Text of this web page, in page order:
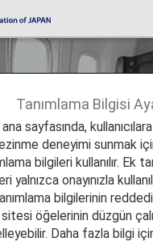
Yolcuları İçin
Tanımlama Bilgisi
sayfasında,
deneyimi sunmak
bilgileri kullanılır. Ek
yalnızca onayınızla
bilgilerinin
öğelerinin düzgün
Daha fazla bilgi